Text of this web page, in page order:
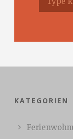
KATEGORIEN